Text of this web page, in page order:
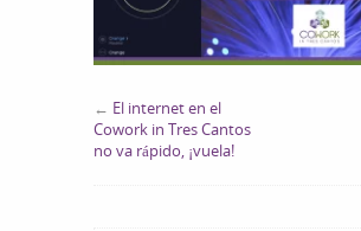
← El internet en el
Cowork in Tres Cantos
no va rápido, ¡vuela!